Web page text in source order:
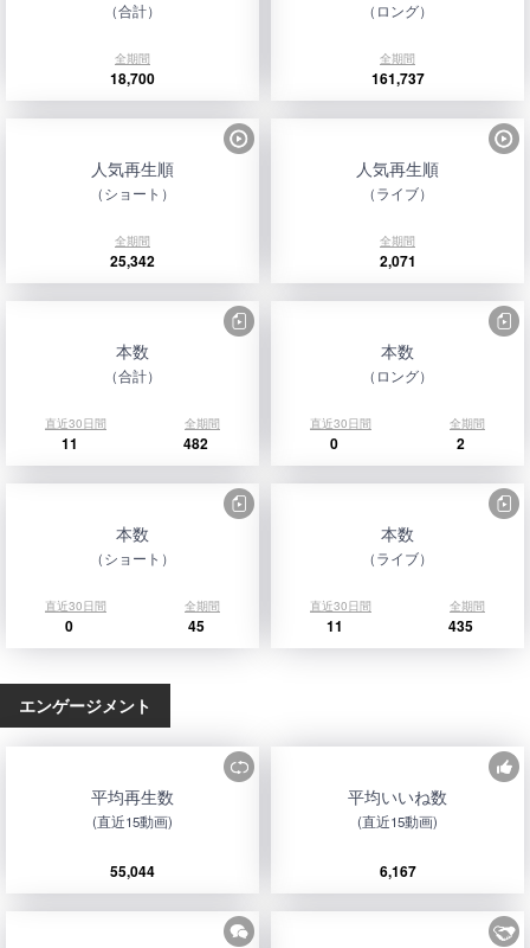
（合計）
全期間
18,700
（ロング）
全期間
161,737
人気再生順
（ショート）
全期間
25,342
人気再生順
（ライブ）
全期間
2,071
本数
（合計）
直近30日間 全期間
11 482
本数
（ロング）
直近30日間 全期間
0 2
本数
（ショート）
直近30日間 全期間
0 45
本数
（ライブ）
直近30日間 全期間
11 435
エンゲージメント
平均再生数
(直近15動画)
55,044
平均いいね数
(直近15動画)
6,167